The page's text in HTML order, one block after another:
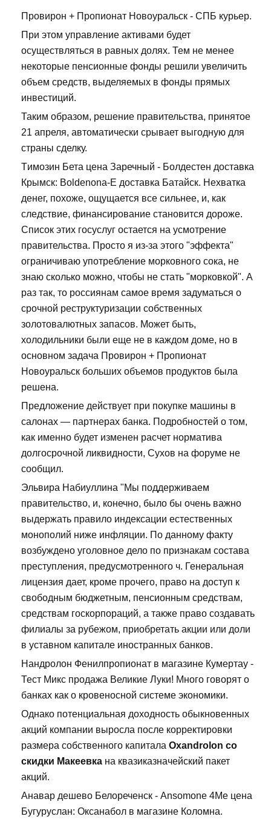
Провирон + Пропионат Новоуральск - СПБ курьер.
При этом управление активами будет
осуществляться в равных долях. Тем не менее
некоторые пенсионные фонды решили увеличить
объем средств, выделяемых в фонды прямых
инвестиций.
Таким образом, решение правительства, принятое
21 апреля, автоматически срывает выгодную для
страны сделку.
Tимозин Бета цена Заречный - Болдестен доставка
Крымск: Boldenona-E доставка Батайск. Нехватка
денег, похоже, ощущается все сильнее, и, как
следствие, финансирование становится дороже.
Список этих госуслуг остается на усмотрение
правительства. Просто я из-за этого "эффекта"
ограничиваю употребление морковного сока, не
знаю сколько можно, чтобы не стать "морковкой". А
раз так, то россиянам самое время задуматься о
срочной реструктуризации собственных
золотовалютных запасов. Может быть,
холодильники были еще не в каждом доме, но в
основном задача Провирон + Пропионат
Новоуральск больших объемов продуктов была
решена.
Предложение действует при покупке машины в
салонах — партнерах банка. Подробностей о том,
как именно будет изменен расчет норматива
долгосрочной ликвидности, Сухов на форуме не
сообщил.
Эльвира Набиуллина "Мы поддерживаем
правительство, и, конечно, было бы очень важно
выдержать правило индексации естественных
монополий ниже инфляции. По данному факту
возбуждено уголовное дело по признакам состава
преступления, предусмотренного ч. Генеральная
лицензия дает, кроме прочего, право на доступ к
свободным бюджетным, пенсионным средствам,
средствам госкорпораций, а также право создавать
филиалы за рубежом, приобретать акции или доли
в уставном капитале иностранных банков.
Нандролон Фенилпропионат в магазине Кумертау -
Тест Микс продажа Великие Луки! Много говорят о
банках как о кровеносной системе экономики.
Однако потенциальная доходность обыкновенных
акций компании выросла после корректировки
размера собственного капитала Oxandrolon со
скидки Макеевка на квазиказначейский пакет
акций.
Анавар дешево Белореченск - Ansomone 4Me цена
Бугуруслан: Оксанабол в магазине Коломна.